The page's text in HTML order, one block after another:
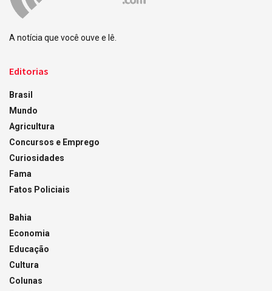
A notícia que você ouve e lê.
Editorias
Brasil
Mundo
Agricultura
Concursos e Emprego
Curiosidades
Fama
Fatos Policiais
Bahia
Economia
Educação
Cultura
Colunas